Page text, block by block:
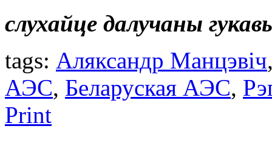
слухайце далучаны
tags: Аляксандр Манцэвіч
АЭС, Беларуская АЭС,
Print